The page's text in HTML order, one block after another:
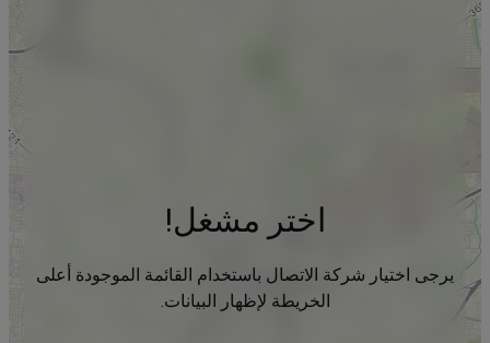
اختر مشغل!
يرجى اختيار شركة الاتصال باستخدام القائمة الموجودة أعلى
الخريطة لإظهار البيانات.